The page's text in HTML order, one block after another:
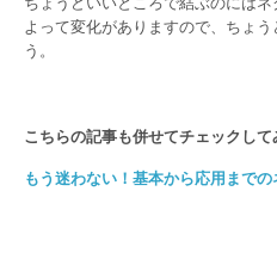
よって変化がありますので、ちょ
う。
こちらの記事も併せてチェックして
もう迷わない！基本から応用まで